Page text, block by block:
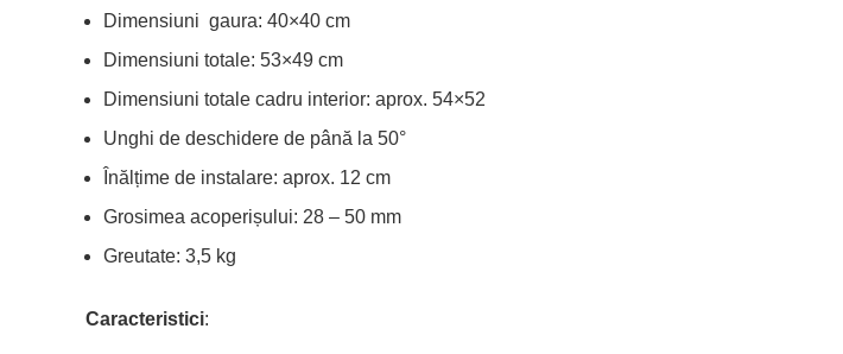
Dimensiuni gaura: 40×40 cm
Dimensiuni totale: 53×49 cm
Dimensiuni totale cadru interior: aprox. 54×52
Unghi de deschidere de până la 50°
Înălțime de instalare: aprox. 12 cm
Grosimea acoperișului: 28 – 50 mm
Greutate: 3,5 kg
Caracteristici: